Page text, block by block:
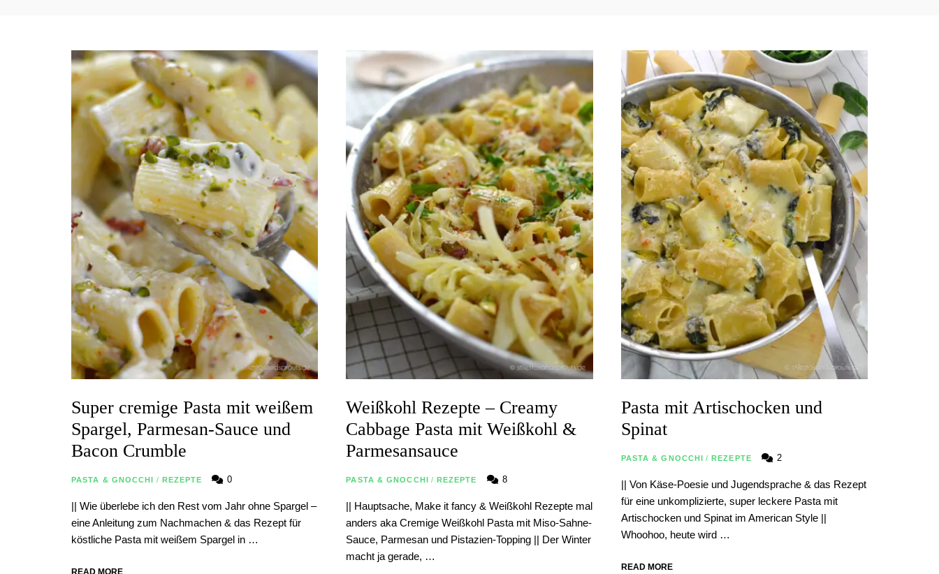
Super cremige Pasta mit weißem
Spargel, Parmesan-Sauce und
Bacon Crumble
PASTA & GNOCCHI / REZEPTE 0
|| Wie überlebe ich den Rest vom Jahr ohne Spargel –
eine Anleitung zum Nachmachen & das Rezept für
köstliche Pasta mit weißem Spargel in …
READ MORE
Weißkohl Rezepte – Creamy
Cabbage Pasta mit Weißkohl &
Parmesansauce
PASTA & GNOCCHI / REZEPTE 8
|| Hauptsache, Make it fancy & Weißkohl Rezepte mal
anders aka Cremige Weißkohl Pasta mit Miso-Sahne-
Sauce, Parmesan und Pistazien-Topping || Der Winter
macht ja gerade, …
Pasta mit Artischocken und
Spinat
PASTA & GNOCCHI / REZEPTE 2
|| Von Käse-Poesie und Jugendsprache & das Rezept
für eine unkomplizierte, super leckere Pasta mit
Artischocken und Spinat im American Style ||
Whoohoo, heute wird …
READ MORE